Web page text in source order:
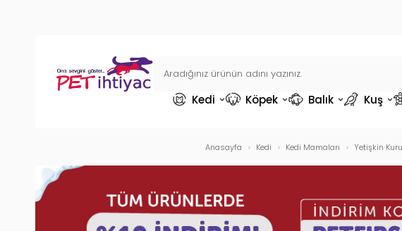
Kedi Köpek Balık Kuş
Anasayfa Kedi Kedi Mamaları Yetişkin